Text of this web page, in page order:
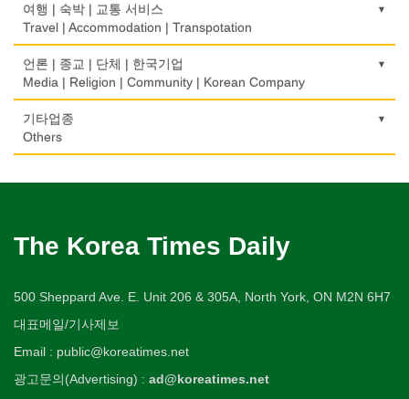
의사-비뇨기과
의사-산부인과
Obstetrician
의사-성형외과
Cosmetic Surgeon
Ophthalmologist
Surgeon
의사-치과
Dentist/Dental Surgeon
의사-가정의
비디오-사진/촬영/편집/공급
Video Service
사진촬영
애완동물용품
Pet Shop
Fashion/Boutique
Blanket
웨딩서비스
Bridal Fashion/Wedding Service
자수
개인지도-음악
Private Lesson-Music
개인지도-옷수선
Private Lesson-Alteration
개인지도-어학/수학
개인지도-서예
개인지도-미술/사진
Private Lesson-Art/Photograph
Private Lesson-Ballet/Dance
Private Lesson-Flower Arrangement
개인지도-기타
Real Estate
은행/금융기관
Bank/Financing Service
Medal/Trophy
Dry cleaning Equipment
악기사
열쇠
보석감정사
인쇄
장의사
Signs
가구판매/수리
Furniture Sales/Repair
Machinery Rebuilding
난방/냉동
스테이징 홈
전기공사/수리
Electric Work
정원공사/조경
Automobile/Car
자동차-렌트
Car Rental
자동차-바디샵
Autobody Shop
자동차-판매/리스
자동차-견인
Towing
자동차-청소
Auto Cleaning
Karaoke/Cafe
Dahn Centre
당구장
Billiard Club
볼링장
운동구/스포츠용품
취미/레저
Hobby/Leisure
태권도/무술
Taekwondo/Martial Arts
공인회계사(CPA)
CPA
번역/통역/이력서
Translation/Interpretation/Resume Service
Law Office
회계업무
건강상담/식품/정보
Health Counseling/Food/Information
의료기
Medical Equipment
Massage
Spring Water/Water Purifier
Nursing Home
여행 | 숙박 | 교통 서비스
Travel | Accommodation | Transpotation
호텔/모텔/숙박
Hotel/Motel
여행/관광
Travel/Tour
언론 | 종교 | 단체 | 한국기업
Media | Religion | Community | Korean Company
기도원/수양관
Retreat Centre
Korean Businessmen's Association
Buddhist Temple
한국일보 본사 및 지국
한국정부기관
Korean Governmental Organization
기타업종
Others
Shoe Repair
ETC
아파트
The Korea Times Daily
500 Sheppard Ave. E. Unit 206 & 305A, North York, ON M2N 6H7
대표메일/기사제보
Email : public@koreatimes.net
광고문의(Advertising) : ad@koreatimes.net